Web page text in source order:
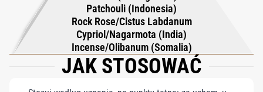
Patchouli (Indonesia)
Rock Rose/Cistus Labdanum
Cypriol/Nagarmota (India)
Incense/Olibanum (Somalia)
JAK STOSOWAĆ